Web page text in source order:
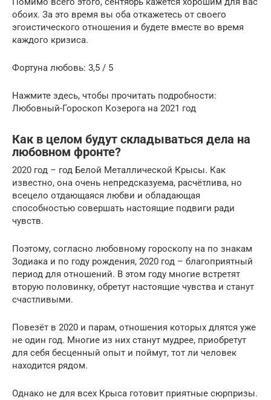
обоих. За это время вы оба откажетесь от своего
эгоистического отношения и будете вместе во время
каждого кризиса.
Фортуна любовь: 3,5 / 5
Нажмите здесь, чтобы прочитать подробности:
Любовный-Гороскоп Козерога на 2021 год
Как в целом будут складываться дела на
любовном фронте?
2020 год – год Белой Металлической Крысы. Как
известно, она очень непредсказуема, расчётлива, но
всецело отдающаяся любви и обладающая
способностью совершать настоящие подвиги ради
чувств.
Поэтому, согласно любовному гороскопу на по знакам
Зодиака и по году рождения, 2020 год – благоприятный
период для отношений. В этом году многие встретят
вторую половинку, обретут настоящие чувства и станут
счастливыми.
Повезёт в 2020 и парам, отношения которых длятся уже
не один год. Многие из них станут мудрее, приобретут
для себя бесценный опыт и поймут, тот ли человек
находится рядом.
Однако не для всех Крыса готовит приятные сюрпризы.